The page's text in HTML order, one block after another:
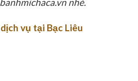
vụ tại Bạc Liêu